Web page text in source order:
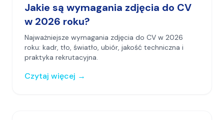
Jakie są wymagania zdjęcia do CV
w 2026 roku?
Najważniejsze wymagania zdjęcia do CV w 2026
roku: kadr, tło, światło, ubiór, jakość techniczna i
praktyka rekrutacyjna.
Czytaj więcej →